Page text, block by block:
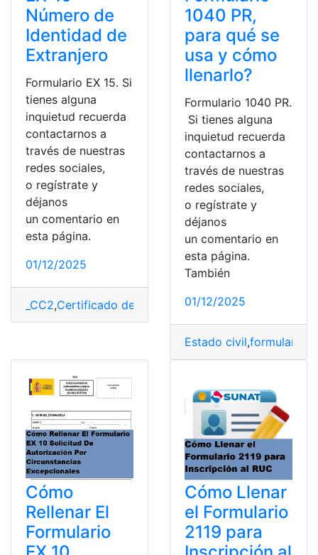
Número de
Identidad de
Extranjero
Formulario EX 15. Si
tienes alguna
inquietud recuerda
contactarnos a
través de nuestras
redes sociales,
o regístrate y
déjanos
un comentario en
esta página.
01/12/2025
_CC2,Certificado de identidad,España,Extranjero
1040 PR,
para qué se
usa y cómo
llenarlo?
Formulario 1040 PR.
Si tienes alguna
inquietud recuerda
contactarnos a
través de nuestras
redes sociales,
o regístrate y
déjanos
un comentario en
esta página.
También
01/12/2025
Estado civil,formulario
Cómo
Rellenar El
Formulario
Cómo Llenar
el Formulario
2119 para